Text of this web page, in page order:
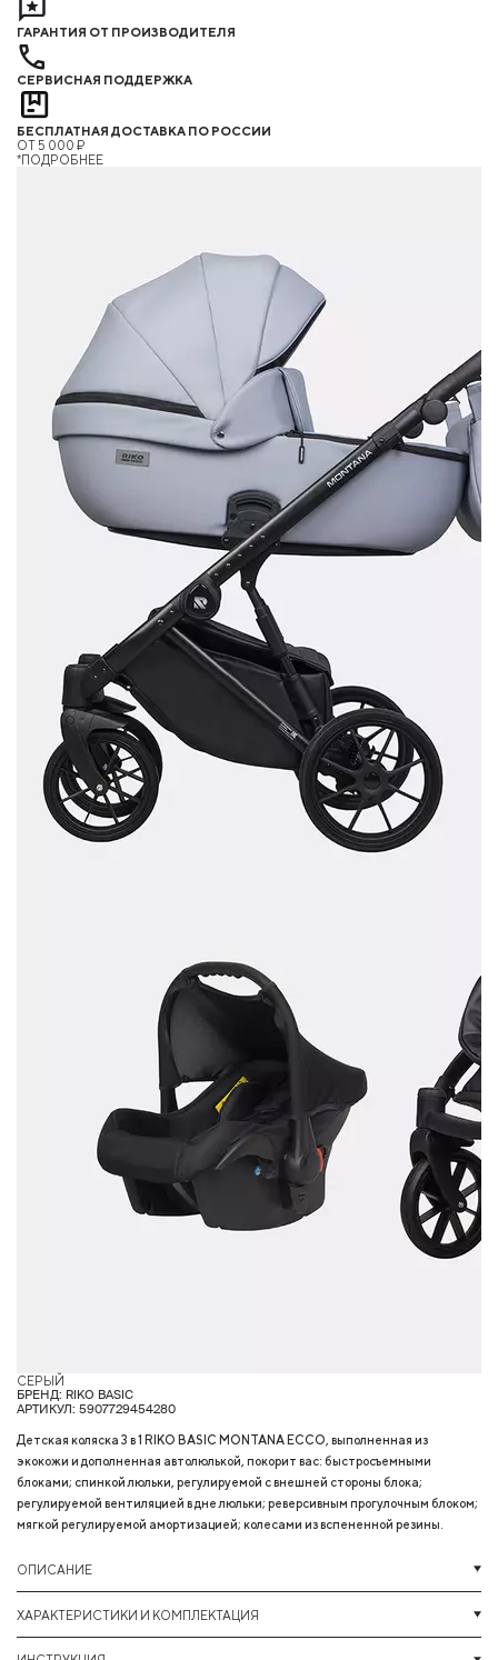
ГАРАНТИЯ ОТ ПРОИЗВОДИТЕЛЯ
СЕРВИСНАЯ ПОДДЕРЖКА
БЕСПЛАТНАЯ ДОСТАВКА ПО РОССИИ
ОТ 5 000 ₽
*ПОДРОБНЕЕ
СЕРЫЙ
БРЕНД: RIKO BASIC
АРТИКУЛ: 5907729454280
Детская коляска 3 в 1 RIKO BASIC MONTANA ECCO, выполненная из
экокожи и дополненная автолюлькой, покорит вас: быстросъемными
блоками; спинкой люльки, регулируемой с внешней стороны блока;
регулируемой вентиляцией в дне люльки; реверсивным прогулочным блоком;
мягкой регулируемой амортизацией; колесами из вспененной резины.
ОПИСАНИЕ
ХАРАКТЕРИСТИКИ И КОМПЛЕКТАЦИЯ